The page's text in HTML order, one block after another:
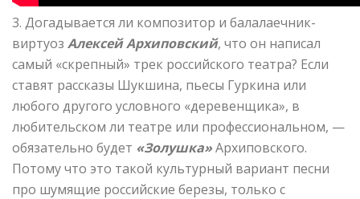
3. Догадывается ли композитор и балалаечник-
виртуоз Алексей Архиповский, что он написал
самый «скрепный» трек российского театра? Если
ставят рассказы Шукшина, пьесы Гуркина или
любого другого условного «деревенщика», в
любительском ли театре или профессиональном, —
обязательно будет «Золушка»Архиповского.
Потому что это такой культурный вариант песни
про шумящие российские березы, только с